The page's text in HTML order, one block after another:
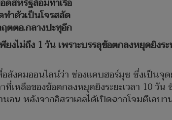
ดสหรัฐล้อมท่าเรือ
ทำตัวเป็นโจรสลัด
ตตอ.กลางปะทุอีก
ไม่ถึง 1 วัน เพราะบรรลุข้อตกลงหยุดยิงร
สังคมออนไลน์ว่า ช่องแคบฮอร์มุซ ซึ่งเป็นจุ
เหลือของข้อตกลงหยุดยิงระยะเวลา 10 วั
อน หลังจากอิสราเอลได้เปิดฉากโจมตีเล